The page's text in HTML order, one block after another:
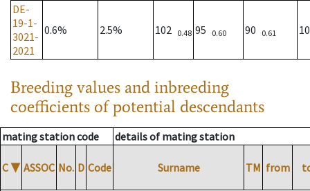
DE-
19-1-
3021-
2021
0.6% 2.5% 102 0.48 95 0.60 90 0.61
Breeding values and inbreeding
coefficients of potential descendants
mating station code details of mating station
C ▼ ASSOC No. D Code Surname TM from